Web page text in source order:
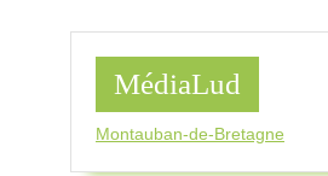
MédiaLud
Montauban-de-Bretagne